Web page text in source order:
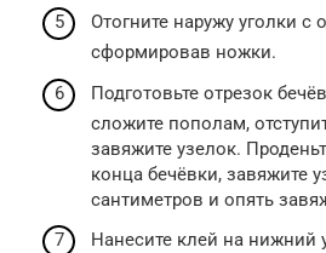
Отогните наружу уголки с
сформировав ножки.
Подготовьте отрезок
сложите пополам,
завяжите узелок.
конца бечёвки, завяжите
сантиметров и опять
Нанесите клей на нижний